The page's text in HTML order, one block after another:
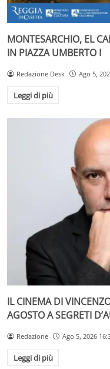
MONTESARCHIO, EL
IN PIAZZA UMBERTO I
Redazione Desk Ago 5,
Leggi di più
IL CINEMA DI
AGOSTO A SEGRETI
Redazione Ago 5, 2026
Leggi di più